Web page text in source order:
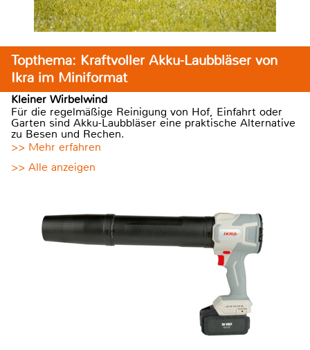
Topthema: Kraftvoller Akku-Laubbläser von
Ikra im Miniformat
Kleiner Wirbelwind
Für die regelmäßige Reinigung von Hof, Einfahrt oder
Garten sind Akku-Laubbläser eine praktische Alternative
zu Besen und Rechen.
>> Mehr erfahren
>> Alle anzeigen